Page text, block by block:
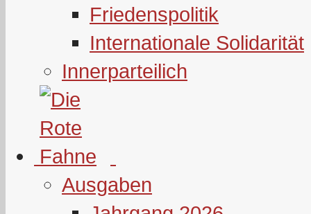
Friedenspolitik
Internationale Solidarität
Innerparteilich
Ausgaben